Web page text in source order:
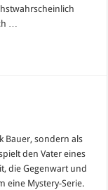
…
Bauer, sondern als
den Vater eines
die Gegenwart und
eine Mystery-Serie.